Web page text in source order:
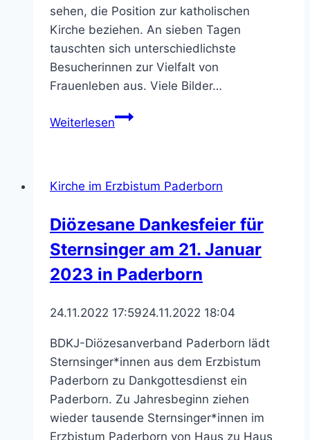
sehen, die Position zur katholischen
Kirche beziehen. An sieben Tagen
tauschten sich unterschiedlichste
Besucherinnen zur Vielfalt von
Frauenleben aus. Viele Bilder…
WeiterlesenBesucherinnen
beziehen
Kirche im Erzbistum Paderborn
Diözesane Dankesfeier für
Sternsinger am 21. Januar
2023 in Paderborn
24.11.2022 17:5924.11.2022 18:04
BDKJ-Diözesanverband Paderborn lädt
Sternsinger*innen aus dem Erzbistum
Paderborn zu Dankgottesdienst ein
Paderborn. Zu Jahresbeginn ziehen
wieder tausende Sternsinger*innen im
Erzbistum Paderborn von Haus zu Haus